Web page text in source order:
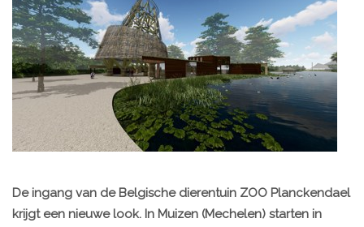
De ingang van de Belgische dierentuin ZOO Planckendael
krijgt een nieuwe look. In Muizen (Mechelen) starten in